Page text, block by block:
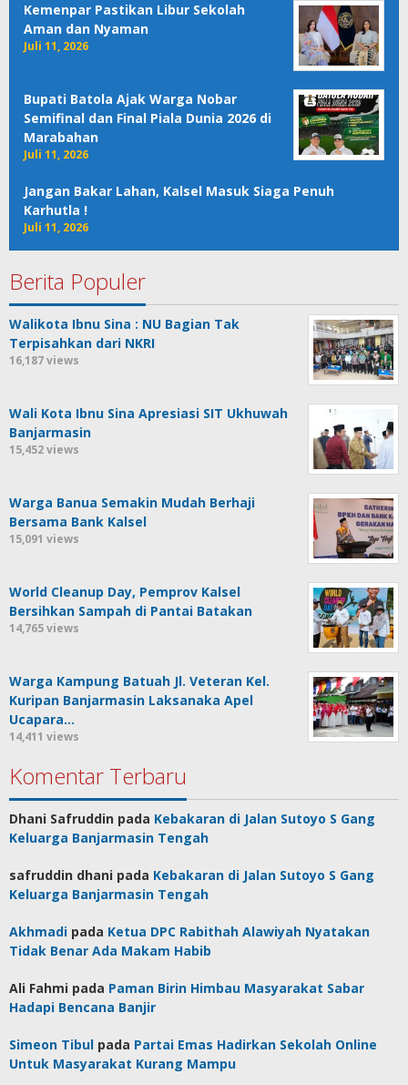
Kemenpar Pastikan Libur Sekolah
Aman dan Nyaman
Juli 11, 2026
Bupati Batola Ajak Warga Nobar
Semifinal dan Final Piala Dunia 2026 di
Marabahan
Juli 11, 2026
Jangan Bakar Lahan, Kalsel Masuk Siaga Penuh
Karhutla !
Juli 11, 2026
Berita Populer
Walikota Ibnu Sina : NU Bagian Tak
Terpisahkan dari NKRI
16,187 views
Wali Kota Ibnu Sina Apresiasi SIT Ukhuwah
Banjarmasin
15,452 views
Warga Banua Semakin Mudah Berhaji
Bersama Bank Kalsel
15,091 views
World Cleanup Day, Pemprov Kalsel
Bersihkan Sampah di Pantai Batakan
14,765 views
Warga Kampung Batuah Jl. Veteran Kel.
Kuripan Banjarmasin Laksanaka Apel
Ucapara…
14,411 views
Komentar Terbaru
Dhani Safruddin pada Kebakaran di Jalan Sutoyo S Gang
Keluarga Banjarmasin Tengah
safruddin dhani pada Kebakaran di Jalan Sutoyo S Gang
Keluarga Banjarmasin Tengah
Akhmadi pada Ketua DPC Rabithah Alawiyah Nyatakan
Tidak Benar Ada Makam Habib
Ali Fahmi pada Paman Birin Himbau Masyarakat Sabar
Hadapi Bencana Banjir
Simeon Tibul pada Partai Emas Hadirkan Sekolah Online
Untuk Masyarakat Kurang Mampu